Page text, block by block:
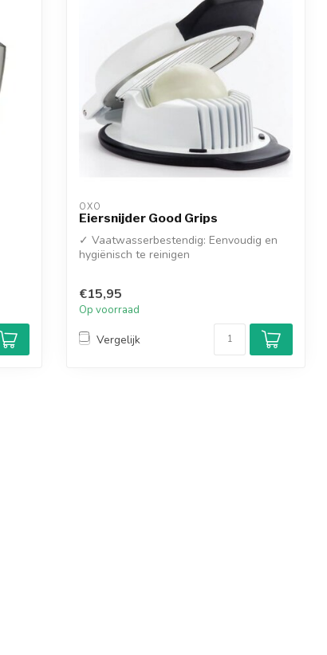
OXO
Eiersnijder Good Grips
✓ Vaatwasserbestendig: Eenvoudig en
hygiënisch te reinigen
€15,95
Op voorraad
Vergelijk